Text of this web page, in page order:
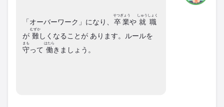
「オーバーワーク」になり、 卒業
そつぎょう
や 就職
しゅうしょく
が 難
むずか
しくなることが あります。ルールを
守
まも
って 働
はたら
きましょう。